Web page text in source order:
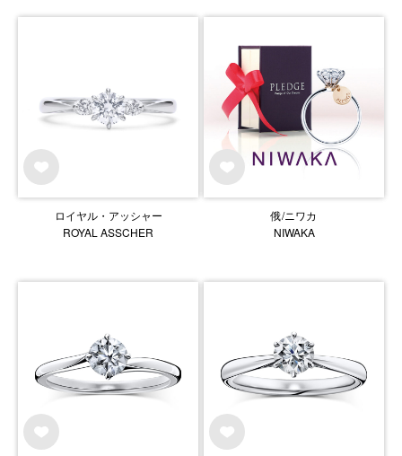
ロイヤル・アッシャー
ROYAL ASSCHER
俄/ニワカ
NIWAKA